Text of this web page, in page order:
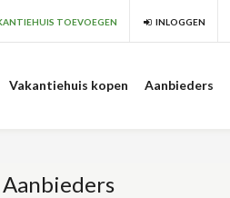
TOEVOEGEN INLOGGEN
Vakantiehuis kopen Aanbieders